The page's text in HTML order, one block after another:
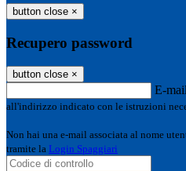
button close ×
Recupero password
button close ×
E-mail
all'indirizzo indicato con le istruzioni
Non hai una e-mail associata al nome
tramite la Login Spaggiari